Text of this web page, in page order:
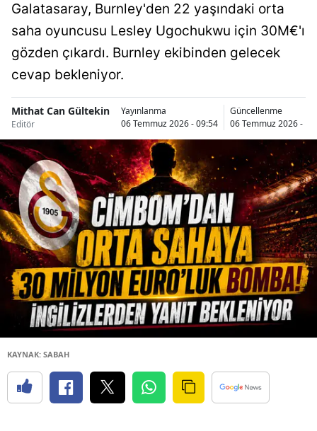
Galatasaray, Burnley'den 22 yaşındaki orta
saha oyuncusu Lesley Ugochukwu için 30M€'ı
gözden çıkardı. Burnley ekibinden gelecek
cevap bekleniyor.
Mithat Can Gültekin
Editör
Yayınlanma
06 Temmuz 2026 - 09:54
Güncellenme
06 Temmuz 2026 -
KAYNAK: SABAH